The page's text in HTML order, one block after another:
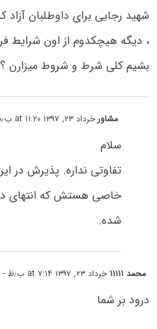
شهید رجایی برای داوطلبان
، دیگه هیچکدوم از اون شرایط
بشیم کلی شرط و شروط میزارن ؟
مشاور خرداد ۲۳, ۱۳۹۷ at ۱۱:۲۰ ب٫ظ
سلام
تفاوتی نداره. پذیرش در
خاصی هستش که انتهای
شده.
محمد ۱۱۱۱۱ خرداد ۲۳, ۱۳۹۷ at ۷:۱۴ ب٫ظ - Reply
درود بر شما